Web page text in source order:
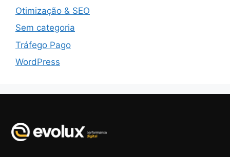
Otimização & SEO
Sem categoria
Tráfego Pago
WordPress